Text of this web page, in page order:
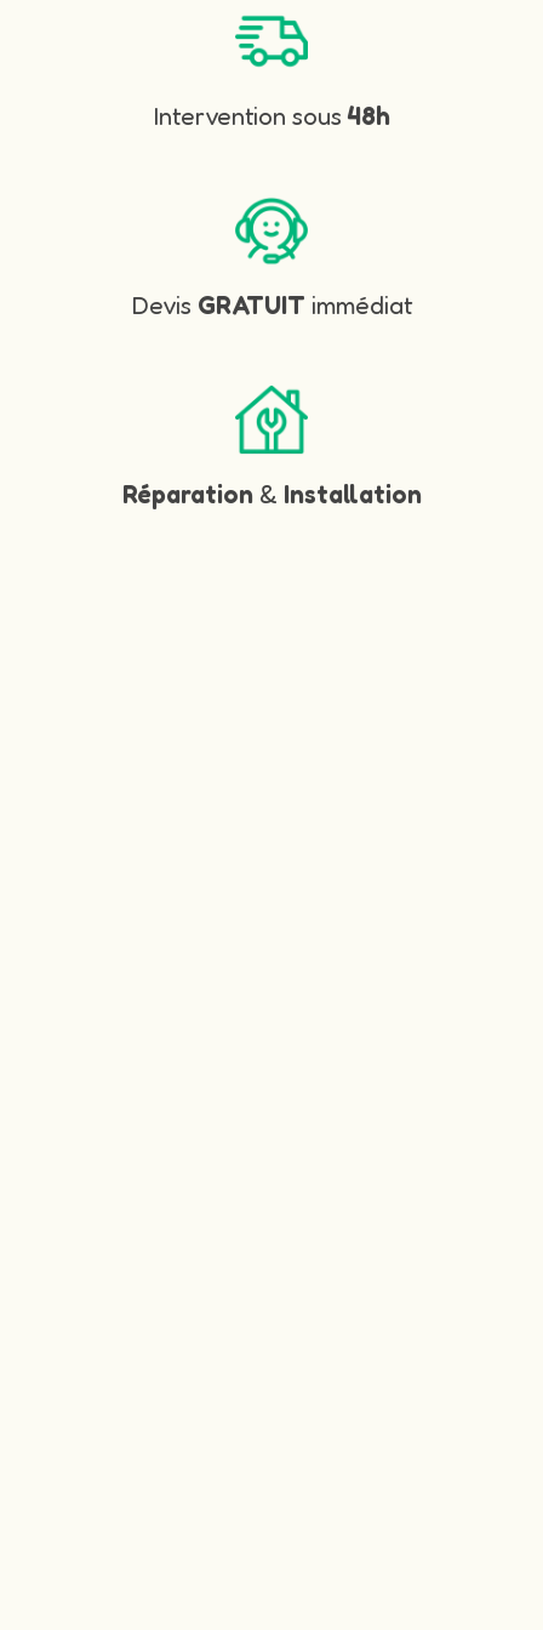
Intervention sous 48h
Devis GRATUIT immédiat
Réparation & Installation